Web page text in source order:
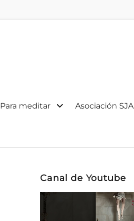
Para meditar Asociación SJA
Canal de Youtube